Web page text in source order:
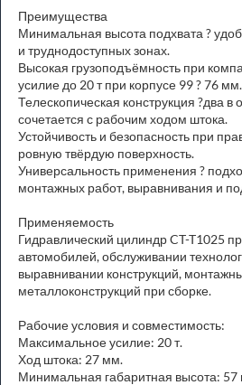
Преимущества
Минимальная высота подхвата ?
и труднодоступных зонах.
Высокая грузоподъёмность при
усилие до 20 т при корпусе 99 ? 76 мм.
Телескопическая конструкция ?два
сочетается с рабочим ходом штока.
Устойчивость и безопасность при
ровную твёрдую поверхность.
Универсальность применения ?
монтажных работ, выравнивания и
Применяемость
Гидравлический цилиндр CT-T1025
автомобилей, обслуживании
выравнивании конструкций,
металлоконструкций при сборке.
Рабочие условия и совместимость:
Максимальное усилие: 20 т.
Ход штока: 27 мм.
Минимальная габаритная высота: